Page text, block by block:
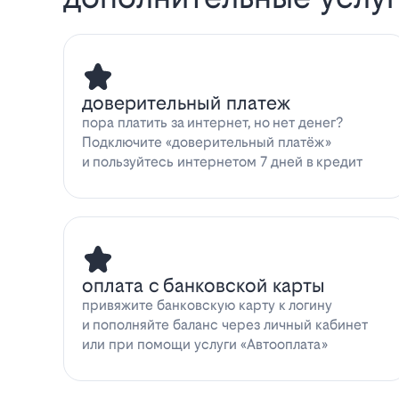
доверительный платеж
пора платить за интернет, но нет денег?
Подключите «доверительный платёж»
и пользуйтесь интернетом 7 дней в кредит
оплата с банковской карты
привяжите банковскую карту к логину
и пополняйте баланс через личный кабинет
или при помощи услуги «Автооплата»